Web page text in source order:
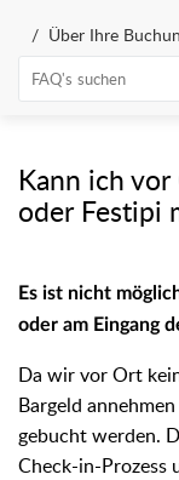
Über Ihre
Kann ich
oder Festipi
Es ist nicht
oder am Eingang
Da wir vor Ort
Bargeld
gebucht werden.
Check-in-Prozess